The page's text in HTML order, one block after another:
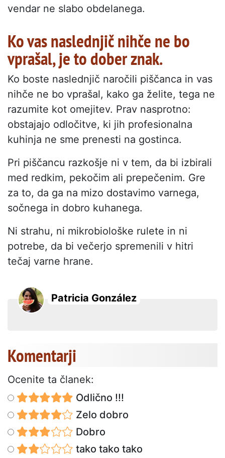
vendar ne slabo obdelanega.
Ko vas naslednjič nihče ne bo
vprašal, je to dober znak.
Ko boste naslednjič naročili piščanca in vas
nihče ne bo vprašal, kako ga želite, tega ne
razumite kot omejitev. Prav nasprotno:
obstajajo odločitve, ki jih profesionalna
kuhinja ne sme prenesti na gostinca.
Pri piščancu razkošje ni v tem, da bi izbirali
med redkim, pekočim ali prepečenim. Gre
za to, da ga na mizo dostavimo varnega,
sočnega in dobro kuhanega.
Ni strahu, ni mikrobiološke rulete in ni
potrebe, da bi večerjo spremenili v hitri
tečaj varne hrane.
Patricia González
Komentarji
Ocenite ta članek:
Odlično !!!
Zelo dobro
Dobro
tako tako tako